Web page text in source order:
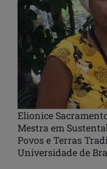
Elionice
Mestra em
Povos e Terras
Universidade de